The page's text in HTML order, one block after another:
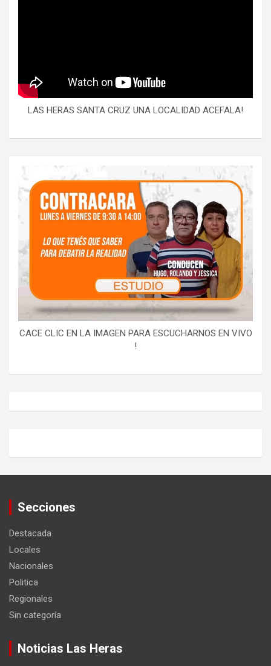
LAS HERAS SANTA CRUZ UNA LOCALIDAD ACEFALA!
CACE CLIC EN LA IMAGEN PARA ESCUCHARNOS EN VIVO
!
Secciones
Destacada
Locales
Nacionales
Politica
Regionales
Sin categoría
Noticias Las Heras